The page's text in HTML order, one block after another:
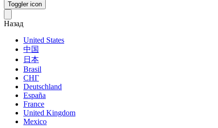
Toggler icon
Назад
United States
中国
日本
Brasil
СНГ
Deutschland
España
France
United Kingdom
Mexico